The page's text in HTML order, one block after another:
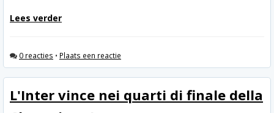
Lees verder
0 reacties • Plaats een reactie
L'Inter vince nei quarti di finale della